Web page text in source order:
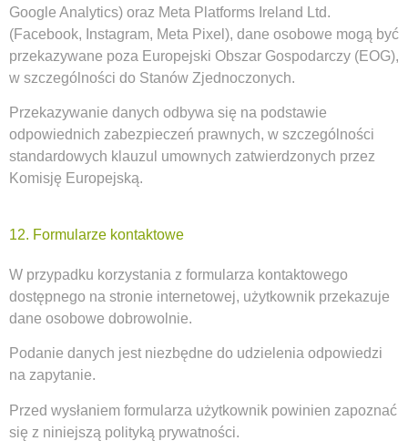
Google Analytics) oraz Meta Platforms Ireland Ltd.
(Facebook, Instagram, Meta Pixel), dane osobowe mogą być
przekazywane poza Europejski Obszar Gospodarczy (EOG),
w szczególności do Stanów Zjednoczonych.
Przekazywanie danych odbywa się na podstawie
odpowiednich zabezpieczeń prawnych, w szczególności
standardowych klauzul umownych zatwierdzonych przez
Komisję Europejską.
12. Formularze kontaktowe
W przypadku korzystania z formularza kontaktowego
dostępnego na stronie internetowej, użytkownik przekazuje
dane osobowe dobrowolnie.
Podanie danych jest niezbędne do udzielenia odpowiedzi
na zapytanie.
Przed wysłaniem formularza użytkownik powinien zapoznać
się z niniejszą polityką prywatności.